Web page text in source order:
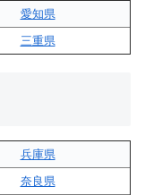
愛知県
三重県
兵庫県
奈良県